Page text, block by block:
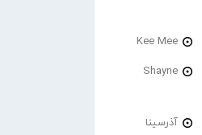
Kee Mee
Shayne
آذرسینا